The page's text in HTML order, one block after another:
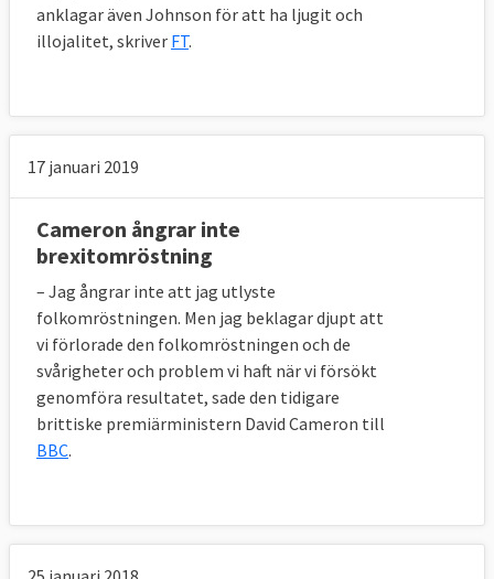
anklagar även Johnson för att ha ljugit och
illojalitet, skriver FT.
17 januari 2019
Cameron ångrar inte
brexitomröstning
– Jag ångrar inte att jag utlyste
folkomröstningen. Men jag beklagar djupt att
vi förlorade den folkomröstningen och de
svårigheter och problem vi haft när vi försökt
genomföra resultatet, sade den tidigare
brittiske premiärministern David Cameron till
BBC.